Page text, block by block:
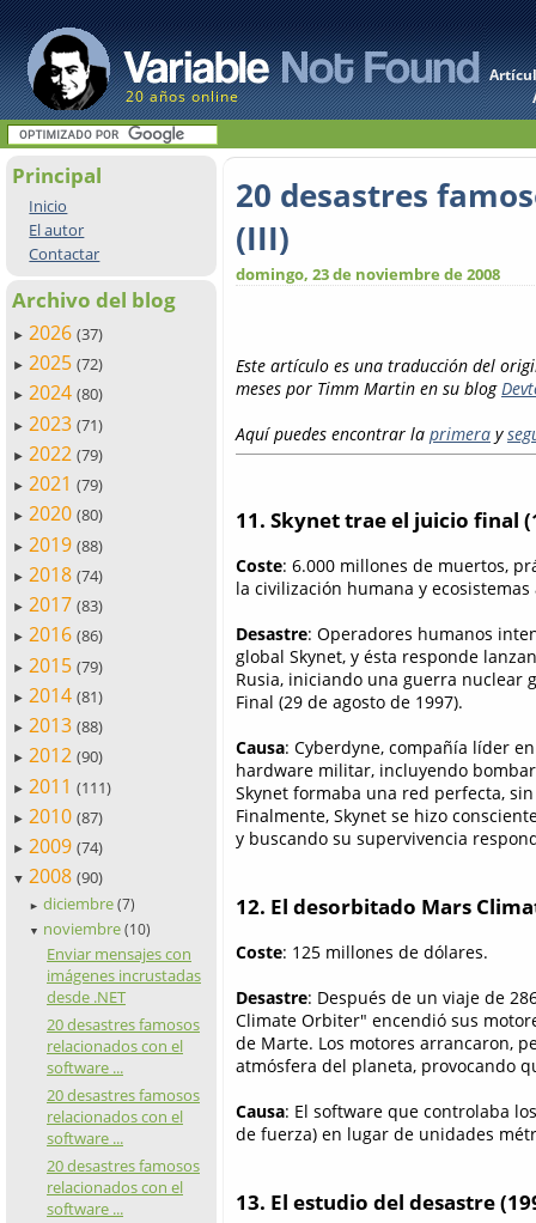
20 años online
Principal
Inicio
El autor
Contactar
Archivo del blog
► 2026 (37)
► 2025 (72)
► 2024 (80)
► 2023 (71)
► 2022 (79)
► 2021 (79)
► 2020 (80)
► 2019 (88)
► 2018 (74)
► 2017 (83)
► 2016 (86)
► 2015 (79)
► 2014 (81)
► 2013 (88)
► 2012 (90)
► 2011 (111)
► 2010 (87)
► 2009 (74)
▼ 2008 (90)
► diciembre (7)
▼ noviembre (10)
Enviar mensajes con
imágenes incrustadas
desde .NET
20 desastres famosos
relacionados con el
software ...
20 desastres famosos
relacionados con el
software ...
20 desastres famosos
relacionados con el
software ...
20 desastres
(III)
domingo, 23 de noviembre de 2008
Este artículo es una traducción del
meses por Timm Martin en su blog
Aquí puedes encontrar la primera y
11. Skynet trae el juicio final
Coste: 6.000 millones de muertos,
la civilización humana y
Desastre: Operadores humanos
global Skynet, y ésta responde
Rusia, iniciando una guerra nuclear
Final (29 de agosto de 1997).
Causa: Cyberdyne, compañía líder
hardware militar, incluyendo
Skynet formaba una red perfecta,
Finalmente, Skynet se hizo
y buscando su supervivencia
12. El desorbitado Mars
Coste: 125 millones de dólares.
Desastre: Después de un viaje de
Climate Orbiter" encendió sus
de Marte. Los motores arrancaron,
atmósfera del planeta, provocando
Causa: El software que controlaba
de fuerza) en lugar de unidades
13. El estudio del desastre